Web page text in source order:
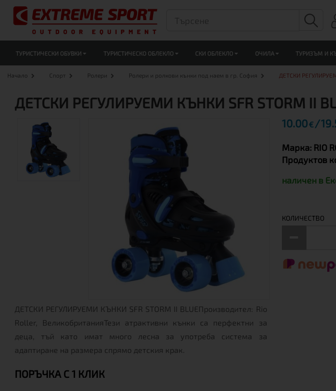
ТУРИСТИЧЕСКИ ОБУВКИ ТУРИСТИЧЕСКО ОБЛЕКЛО СКИ ОБЛЕКЛО ОЧИЛА ТУРИЗЪМ И
Начало Спорт Ролери Ролери и ролкови кънки под наем в гр. София ДЕТСКИ
ДЕТСКИ РЕГУЛИРУЕМИ КЪНКИ SFR STORM II
ДЕТСКИ РЕГУЛИРУЕМИ КЪНКИ SFR STORM II BLUEПроизводител: Rio
Roller, ВеликобританияТези атрактивни кънки са перфектни за
деца, тъй като имат много лесна за употреба система за
адаптиране на размера спрямо детския крак.
10.00€
Марка: RIO
Продуктов
наличен в
КОЛИЧЕСТВО
ПОРЪЧКА С 1 КЛИК